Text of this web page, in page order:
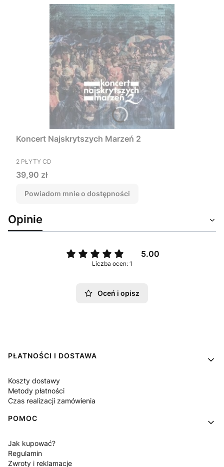
Koncert Najskrytszych Marzeń 2
PRODUCENT
2 PŁYTY CD
Cena
39,90 zł
Powiadom mnie o dostępności
Opinie
5.00
Liczba ocen: 1
Oceń i opisz
Linki w stopce
PŁATNOŚCI I DOSTAWA
Koszty dostawy
Metody płatności
Czas realizacji zamówienia
POMOC
Jak kupować?
Regulamin
Zwroty i reklamacje